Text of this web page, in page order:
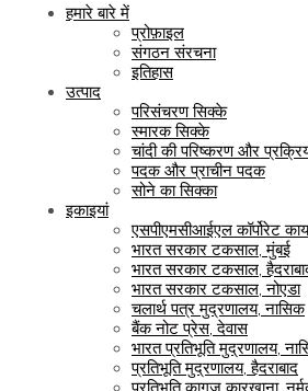
हमारे बारे में
प्रोफ़ाइल
संगठन संरचना
इतिहास
उत्पाद
परिसंचरण सिक्के
स्मारक सिक्के
चांदी की परिष्करण और
पदक और प्राचीन पदक
सोने का सिक्का
इकाइयां
एसपीएमसीआईएल कॉर्पोरेट
भारत सरकार टकसाल, मुंबई
भारत सरकार टकसाल,
भारत सरकार टकसाल, नोएडा
चलार्थ पत्र मुद्रणालय, नासिक
बैंक नोट प्रेस, देवास
भारत प्रतिभूति मुद्रणालय,
प्रतिभूति मुद्रणालय, हैदराबाद
प्रतिभूति कागज कारखाना,